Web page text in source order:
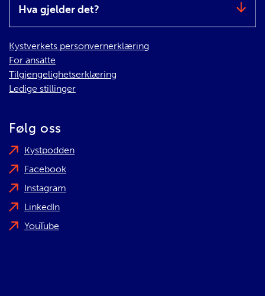
Hva gjelder det?
Kystverkets personvernerklæring
For ansatte
Tilgjengelighetserklæring
Ledige stillinger
Følg oss
Kystpodden
Facebook
Instagram
LinkedIn
YouTube